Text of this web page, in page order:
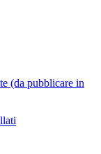
(da pubblicare in